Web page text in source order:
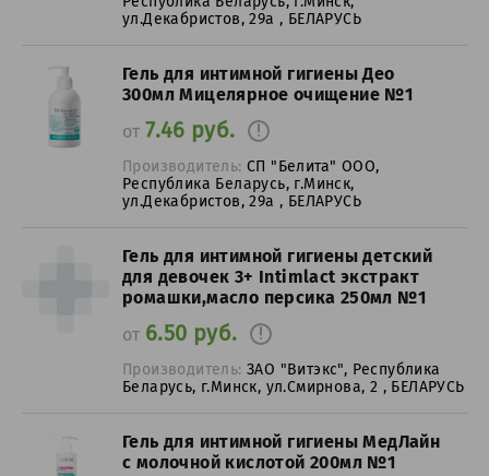
ул.Декабристов, 29а , БЕЛАРУСЬ
Гель для интимной гигиены Део
300мл Мицелярное очищение №1
от 7.46 руб.
Производитель:СП "Белита" ООО,
Республика Беларусь, г.Минск,
ул.Декабристов, 29а , БЕЛАРУСЬ
Гель для интимной гигиены детский
для девочек 3+ Intimlact экстракт
ромашки,масло персика 250мл №1
от 6.50 руб.
Производитель:ЗАО "Витэкс", Республика
Беларусь, г.Минск, ул.Смирнова, 2 , БЕЛАРУСЬ
Гель для интимной гигиены МедЛайн
с молочной кислотой 200мл №1